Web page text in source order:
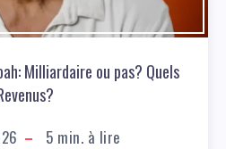
Milliardaire ou pas? Quels
5 min. à lire